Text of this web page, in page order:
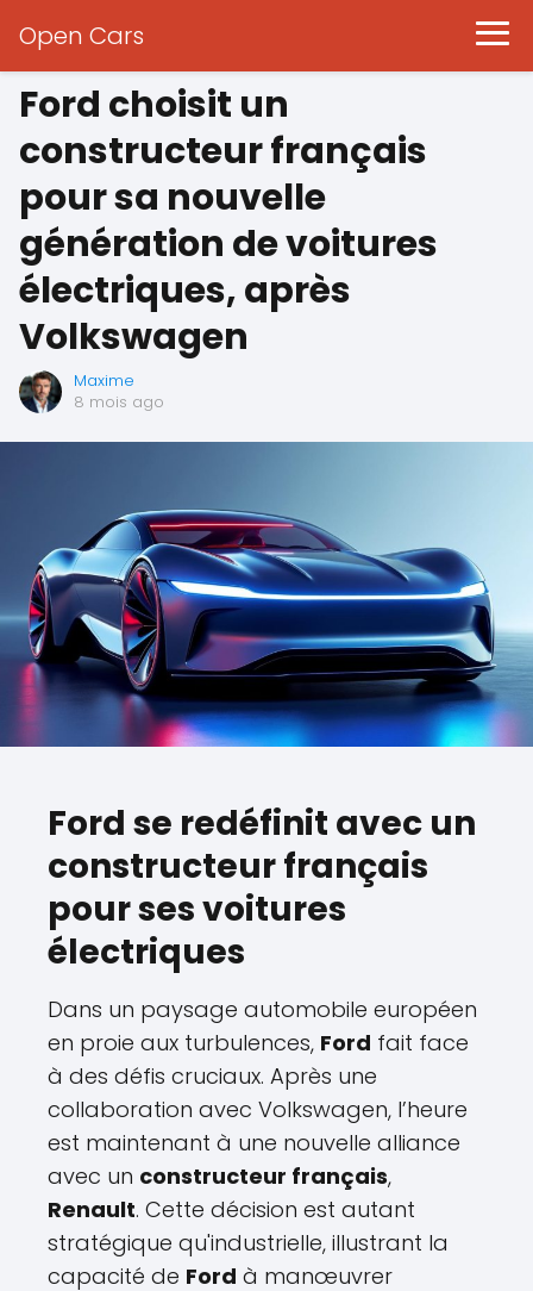
Open Cars
Ford choisit un
constructeur français
pour sa nouvelle
génération de voitures
électriques, après
Volkswagen
Maxime
8 mois ago
Ford se redéfinit avec un
constructeur français
pour ses voitures
électriques
Dans un paysage automobile européen
en proie aux turbulences, Ford fait face
à des défis cruciaux. Après une
collaboration avec Volkswagen, l’heure
est maintenant à une nouvelle alliance
avec un constructeur français,
Renault. Cette décision est autant
stratégique qu'industrielle, illustrant la
capacité de Ford à manœuvrer